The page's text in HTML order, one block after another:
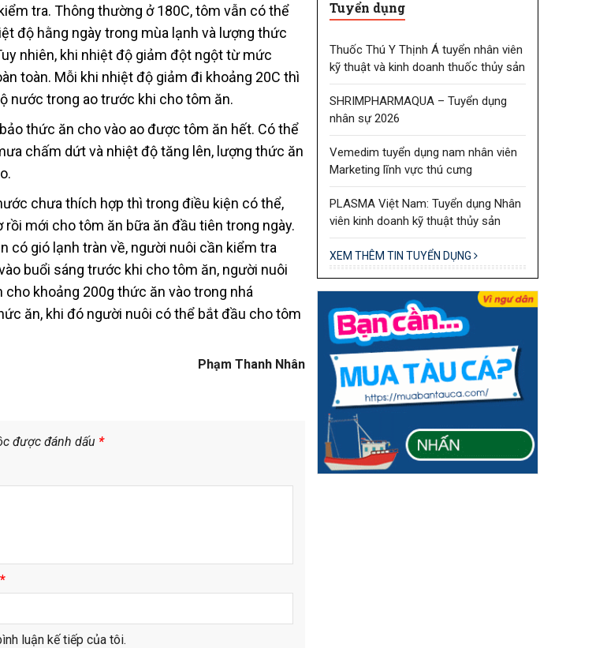
tra. Thông thường ở 180C, tôm vẫn có thể
độ hằng ngày trong mùa lạnh và lượng thức
nhiên, khi nhiệt độ giảm đột ngột từ mức
toàn. Mỗi khi nhiệt độ giảm đi khoảng 20C thì
nước trong ao trước khi cho tôm ăn.
thức ăn cho vào ao được tôm ăn hết. Có thể
chấm dứt và nhiệt độ tăng lên, lượng thức ăn
chưa thích hợp thì trong điều kiện có thể,
mới cho tôm ăn bữa ăn đầu tiên trong ngày.
có gió lạnh tràn về, người nuôi cần kiểm tra
buổi sáng trước khi cho tôm ăn, người nuôi
khoảng 200g thức ăn vào trong nhá
ăn, khi đó người nuôi có thể bắt đầu cho tôm
Phạm Thanh Nhân
được đánh dấu *
*
luận kế tiếp của tôi.
Tuyển dụng
Thuốc Thú Y Thịnh Á tuyển nhân viên
kỹ thuật và kinh doanh thuốc thủy sản
SHRIMPHARMAQUA – Tuyển dụng
nhân sự 2026
Vemedim tuyển dụng nam nhân viên
Marketing lĩnh vực thú cưng
PLASMA Việt Nam: Tuyển dụng Nhân
viên kinh doanh kỹ thuật thủy sản
XEM THÊM TIN TUYỂN DỤNG